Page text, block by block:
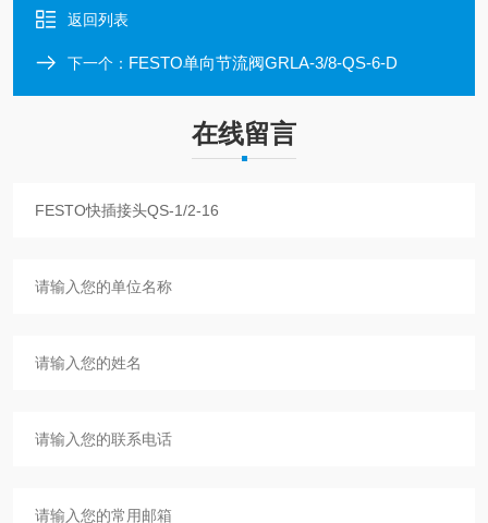
返回列表
下一个： FESTO单向节流阀GRLA-3/8-QS-6-D
在线留言